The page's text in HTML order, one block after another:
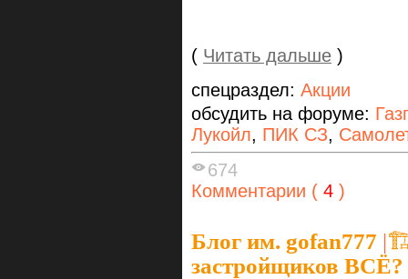
( Читать дальше )
спецраздел: Акции
обсудить на форуме:
Лукойл, ПИК СЗ,
674
Комментарии ( 4 )
Блог им. gofan777 |🏗
застройщиков ВСЁ?